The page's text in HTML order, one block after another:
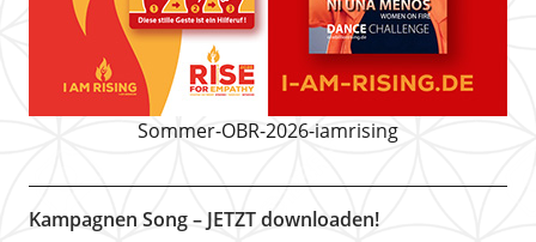
Sommer-OBR-2026-iamrising
Kampagnen Song – JETZT downloaden!